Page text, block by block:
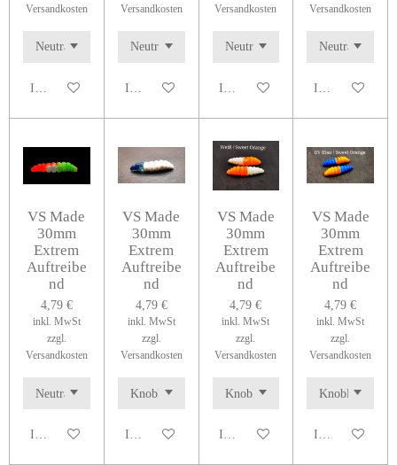
Versandkosten
In den Warenkorb
Versandkosten
In den Warenkorb
Versandkosten
In den Warenkorb
Versandkosten
In den
VS Made
30mm
Extrem
Auftreibe
nd
4,79 €
inkl. MwSt
zzgl.
Versandkosten
In den Warenkorb
VS Made
30mm
Extrem
Auftreibe
nd
4,79 €
inkl. MwSt
zzgl.
Versandkosten
In den Warenkorb
VS Made
30mm
Extrem
Auftreibe
nd
4,79 €
inkl. MwSt
zzgl.
Versandkosten
In den Warenkorb
VS Made
30mm
Extrem
Auftreibe
nd
4,79 €
inkl. MwSt
zzgl.
Versandkosten
In den